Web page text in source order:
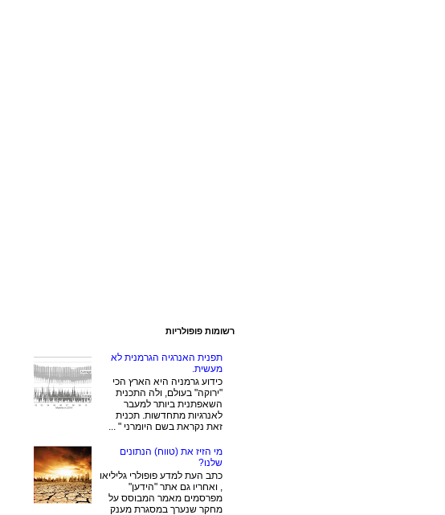
רשומות פופולריות
תפנית האנרגיה הגרמנית לא
מעשית.
כידוע גרמניה היא הארץ הכי
"ירוקה" בעולם, ולה התכנית
השאפתנית ביותר למעבר
לאנרגיות מתחדשות. תכנית
זאת נקראת בשם היומרני " ...
מי הזיז את (טווח) הנתונים
שלנו?
כתב העת למדע פופולרי גליליאו
, ואחריו גם אתר "הידען"
מפרסמים מאמר המבוסס על
מחקר שנערך במסגרת מענק